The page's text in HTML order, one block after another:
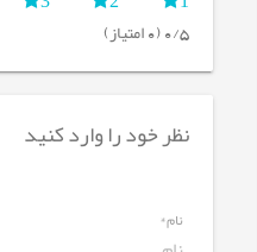
0/5 (0 امتیاز)
نظر خود را وارد کنید
نام*